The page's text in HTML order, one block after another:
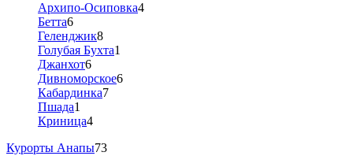
Архипо-Осиповка4
Бетта6
Геленджик8
Голубая Бухта1
Джанхот6
Дивноморское6
Кабардинка7
Пшада1
Криница4
Курорты Анапы73